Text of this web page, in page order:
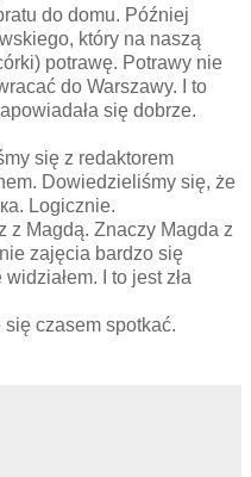
do domu. Później
który na naszą
potrawę. Potrawy nie
do Warszawy. I to
się dobrze.
się z redaktorem
Dowiedzieliśmy się, że
Logicznie.
z Magdą. Znaczy Magda z
zajęcia bardzo się
I to jest zła
czasem spotkać.